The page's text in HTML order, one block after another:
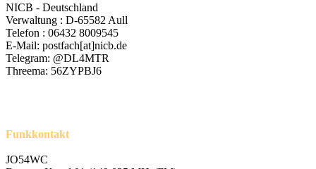
NICB - Deutschland
Verwaltung : D-65582 Aull
Telefon : 06432 8009545
E-Mail: postfach[at]nicb.de
Telegram: @DL4MTR
Threema: 56ZYPBJ6
Funkkontakt
JO54WC